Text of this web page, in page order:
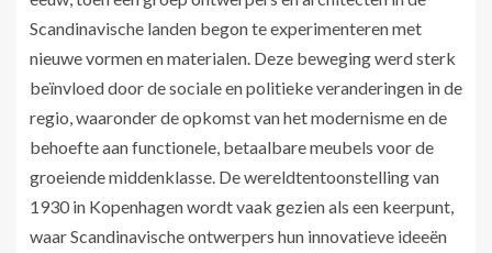
Scandinavische landen begon te experimenteren met
nieuwe vormen en materialen. Deze beweging werd sterk
beïnvloed door de sociale en politieke veranderingen in de
regio, waaronder de opkomst van het modernisme en de
behoefte aan functionele, betaalbare meubels voor de
groeiende middenklasse. De wereldtentoonstelling van
1930 in Kopenhagen wordt vaak gezien als een keerpunt,
waar Scandinavische ontwerpers hun innovatieve ideeën